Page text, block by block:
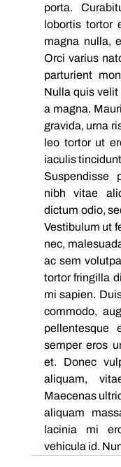
porta.
lobortis tortor
magna nulla,
Orci varius
parturient
Nulla quis
a magna.
gravida, urna
leo tortor ut
iaculis
Suspendisse
nibh vitae
dictum odio,
Vestibulum ut
nec,
ac sem
tortor fringilla
mi sapien.
commodo,
pellentesque
semper eros
et. Donec
aliquam,
Maecenas
aliquam
lacinia mi
vehicula id.